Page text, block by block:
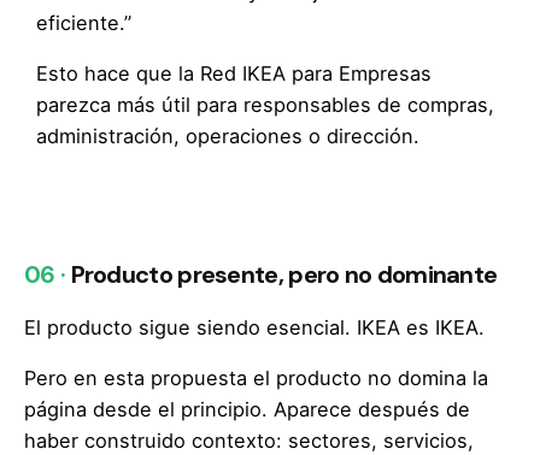
eficiente.”
Esto hace que la Red IKEA para Empresas
parezca más útil para responsables de compras,
administración, operaciones o dirección.
06 · Producto presente, pero no dominante
El producto sigue siendo esencial. IKEA es IKEA.
Pero en esta propuesta el producto no domina la
página desde el principio. Aparece después de
haber construido contexto: sectores, servicios,